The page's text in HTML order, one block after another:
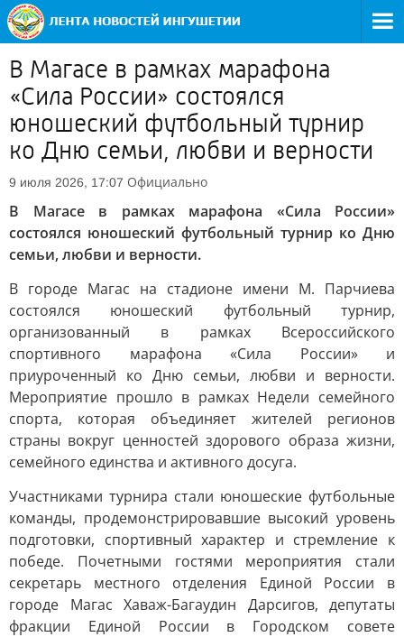
В Магасе в рамках марафона
«Сила России» состоялся
юношеский футбольный турнир
ко Дню семьи, любви и верности
9 июля 2026, 17:07 Официально
В Магасе в рамках марафона «Сила России»
состоялся юношеский футбольный турнир ко Дню
семьи, любви и верности.
В городе Магас на стадионе имени М. Парчиева
состоялся юношеский футбольный турнир,
организованный в рамках Всероссийского
спортивного марафона «Сила России» и
приуроченный ко Дню семьи, любви и верности.
Мероприятие прошло в рамках Недели семейного
спорта, которая объединяет жителей регионов
страны вокруг ценностей здорового образа жизни,
семейного единства и активного досуга.
Участниками турнира стали юношеские футбольные
команды, продемонстрировавшие высокий уровень
подготовки, спортивный характер и стремление к
победе. Почетными гостями мероприятия стали
секретарь местного отделения Единой России в
городе Магас Хаваж-Багаудин Дарсигов, депутаты
фракции Единой России в Городском совете